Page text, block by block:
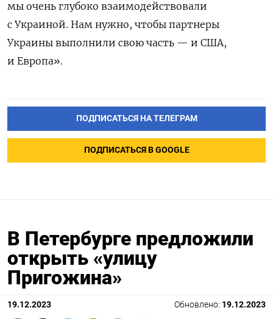
мы очень глубоко взаимодействовали
с Украиной. Нам нужно, чтобы партнеры
Украины выполнили свою часть — и США,
и Европа».
ПОДПИСАТЬСЯ НА ТЕЛЕГРАМ
ПОДПИСАТЬСЯ В GOOGLE
В Петербурге предложили
открыть «улицу
Пригожина»
19.12.2023 Обновлено: 19.12.2023